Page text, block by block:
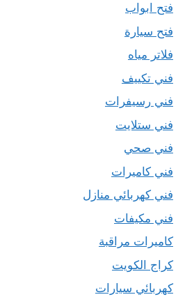
فتح ابواب
فتح سيارة
فلاتر مياه
فني تكييف
فني رسيفرات
فني ستلايت
فني صحي
فني كاميرات
فني كهربائي منازل
فني مكيفات
كاميرات مراقبة
كراج الكويت
كهربائي سيارات